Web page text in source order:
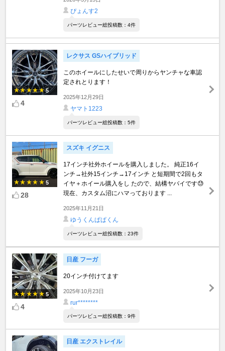
ぴょんす2
パーツレビュー総投稿数：4件
5
4
レクサス GSハイブリッド
このホイールにしたせいで周りからヤンチャな車認
定されとります！
2025年12月29日
ヤマト1223
パーツレビュー総投稿数：5件
5
28
スズキ イグニス
17インチ社外ホイールを購入しました。 純正16イ
ンチ→社外15インチ→17インチ と短期間で2回もタ
イヤ＋ホイール購入をし たので、結構ヤバイです😓
現在、カスタム沼にハマっております ...
2025年11月21日
ゆうくんぱぱくん
パーツレビュー総投稿数：23件
5
4
日産 フーガ
20インチ付けてます
2025年10月23日
rur********
パーツレビュー総投稿数：9件
日産 エクストレイル